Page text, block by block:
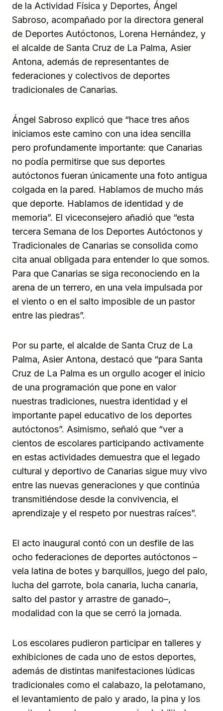
de la Actividad Física y Deportes, Ángel
Sabroso, acompañado por la directora general
de Deportes Autóctonos, Lorena Hernández, y
el alcalde de Santa Cruz de La Palma, Asier
Antona, además de representantes de
federaciones y colectivos de deportes
tradicionales de Canarias.
Ángel Sabroso explicó que “hace tres años
iniciamos este camino con una idea sencilla
pero profundamente importante: que Canarias
no podía permitirse que sus deportes
autóctonos fueran únicamente una foto antigua
colgada en la pared. Hablamos de mucho más
que deporte. Hablamos de identidad y de
memoria”. El viceconsejero añadió que “esta
tercera Semana de los Deportes Autóctonos y
Tradicionales de Canarias se consolida como
cita anual obligada para entender lo que somos.
Para que Canarias se siga reconociendo en la
arena de un terrero, en una vela impulsada por
el viento o en el salto imposible de un pastor
entre las piedras”.
Por su parte, el alcalde de Santa Cruz de La
Palma, Asier Antona, destacó que “para Santa
Cruz de La Palma es un orgullo acoger el inicio
de una programación que pone en valor
nuestras tradiciones, nuestra identidad y el
importante papel educativo de los deportes
autóctonos”. Asimismo, señaló que “ver a
cientos de escolares participando activamente
en estas actividades demuestra que el legado
cultural y deportivo de Canarias sigue muy vivo
entre las nuevas generaciones y que continúa
transmitiéndose desde la convivencia, el
aprendizaje y el respeto por nuestras raíces”.
El acto inaugural contó con un desfile de las
ocho federaciones de deportes autóctonos –
vela latina de botes y barquillos, juego del palo,
lucha del garrote, bola canaria, lucha canaria,
salto del pastor y arrastre de ganado–,
modalidad con la que se cerró la jornada.
Los escolares pudieron participar en talleres y
exhibiciones de cada uno de estos deportes,
además de distintas manifestaciones lúdicas
tradicionales como el calabazo, la pelotamano,
el levantamiento de palo y arado, la pina y los